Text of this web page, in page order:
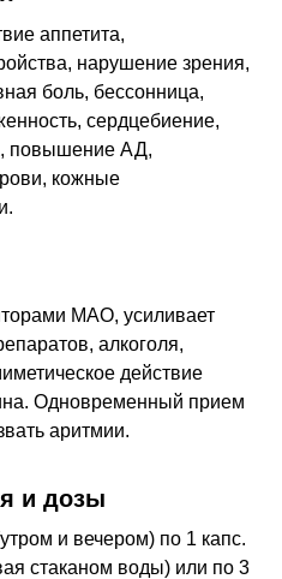
аппетита,
нарушение зрения,
боль, бессонница,
сердцебиение,
повышение АД,
кожные
МАО, усиливает
алкоголя,
действие
Одновременный прием
аритмии.
и дозы
и вечером) по 1 капс.
стаканом воды) или по 3